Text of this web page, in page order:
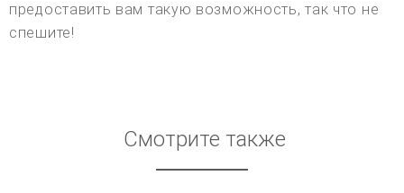
предоставить вам такую возможность, так что не
спешите!
Смотрите также